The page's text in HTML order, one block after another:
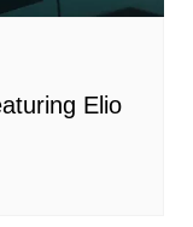
Elio